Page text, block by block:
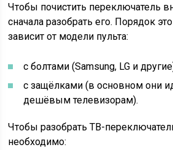
Чтобы почистить переключатель
сначала разобрать его. Порядок
зависит от модели пульта:
с болтами (Samsung, LG и
с защёлками (в основном они
дешёвым телевизорам).
Чтобы разобрать ТВ-
необходимо: